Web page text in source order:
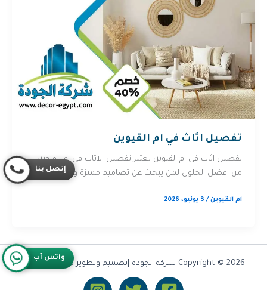
تفصيل اثاث في ام القيوين
تفصيل اثاث في ام القيوين يعتبر تفصيل الاثاث في ام القيوين
من افضل الحلول لمن يبحث عن تصاميم مميزة ومخصصة […]
ام القيوين/ 3 يونيو، 2026
Copyright © 2026 شركة الجودة |تصميم وتطوير شركة Olymoo
واتس آب
إتصل بنا